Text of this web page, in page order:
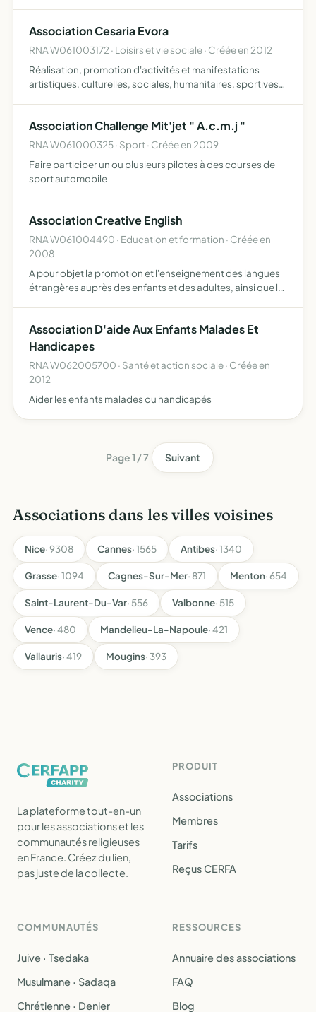
conviviaux accueill…
Association Cesaria Evora
RNA W061003172 · Loisirs et vie sociale · Créée en 2012
Réalisation, promotion d'activités et manifestations
artistiques, culturelles, sociales, humanitaires, sportives,
Association Challenge Mit'jet " A.c.m.j "
RNA W061000325 · Sport · Créée en 2009
Faire participer un ou plusieurs pilotes à des courses de
sport automobile
Association Creative English
RNA W061004490 · Education et formation · Créée en
2008
A pour objet la promotion et l'enseignement des langues
étrangères auprès des enfants et des adultes, ainsi que le
Association D'aide Aux Enfants Malades Et
Handicapes
RNA W062005700 · Santé et action sociale · Créée en
2012
Aider les enfants malades ou handicapés
Page 1 / 7 Suivant
Associations dans les villes voisines
Nice· 9308 Cannes· 1565 Antibes· 1340
Grasse· 1094 Cagnes-Sur-Mer· 871 Menton· 654
Saint-Laurent-Du-Var· 556 Valbonne· 515
Vence· 480 Mandelieu-La-Napoule· 421
Vallauris· 419 Mougins· 393
La plateforme tout-en-un
pour les associations et les
communautés religieuses
en France. Créez du lien,
pas juste de la collecte.
PRODUIT
Associations
Membres
Tarifs
Reçus CERFA
COMMUNAUTÉS
Juive · Tsedaka
Musulmane · Sadaqa
Chrétienne · Denier
RESSOURCES
Annuaire des associations
FAQ
Blog